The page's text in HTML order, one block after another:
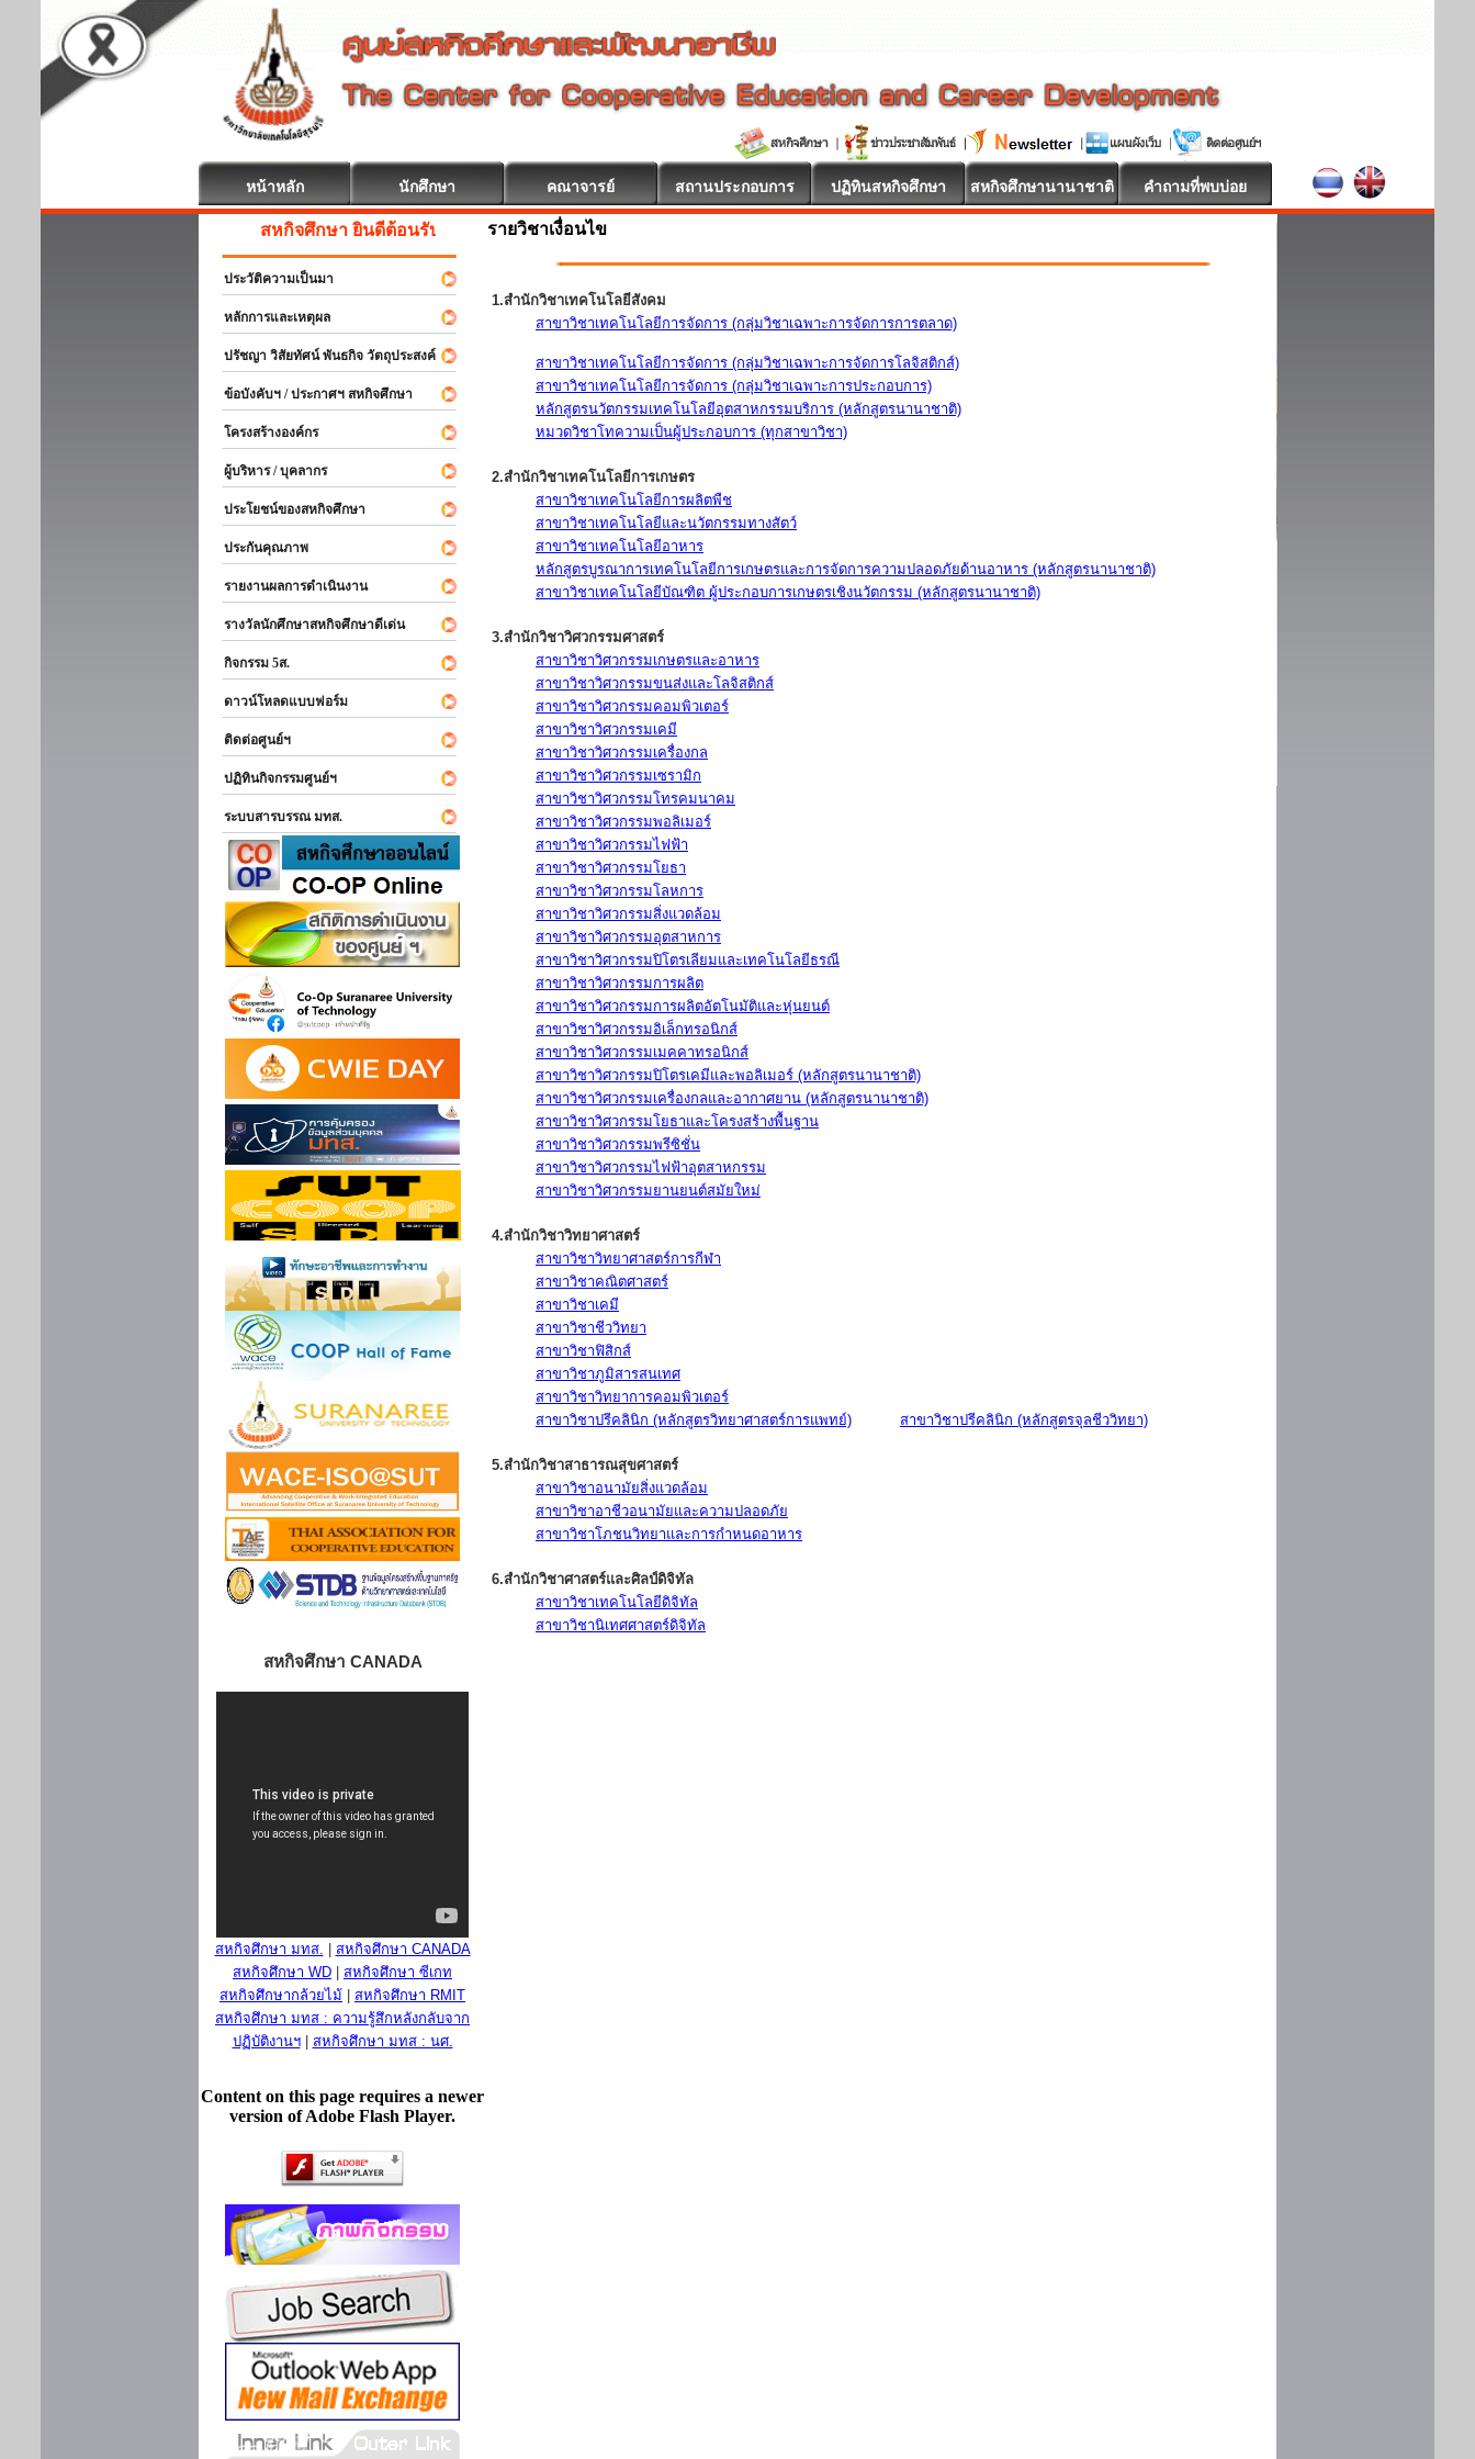
หน้าหลัก นักศึกษา คณาจารย์ สถานประกอบการ ปฏิทินสหกิจศึกษา สหกิจศึกษานานาชาติ คำถามที่พบบ่อย
สหกิจศึกษา ยินดีต้อนรับ
ประวัติความเป็นมา
หลักการและเหตุผล
ปรัชญา วิสัยทัศน์ พันธกิจ วัตถุประสงค์
ข้อบังคับฯ / ประกาศฯ สหกิจศึกษา
โครงสร้างองค์กร
ผู้บริหาร / บุคลากร
ประโยชน์ของสหกิจศึกษา
ประกันคุณภาพ
รายงานผลการดำเนินงาน
รางวัลนักศึกษาสหกิจศึกษาดีเด่น
กิจกรรม 5ส.
ดาวน์โหลดแบบฟอร์ม
ติดต่อศูนย์ฯ
ปฏิทินกิจกรรมศูนย์ฯ
ระบบสารบรรณ มทส.
สหกิจศึกษา CANADA
สหกิจศึกษา มทส.
สหกิจศึกษา CANADA
สหกิจศึกษา WD
สหกิจศึกษา ซีเกท
สหกิจศึกษากล้วยไม้
สหกิจศึกษา RMIT
สหกิจศึกษา มทส : ความรู้สึกหลังกลับจาก
ปฏิบัติงานฯ| สหกิจศึกษา มทส : นศ.
Content on this page requires a newer
version of Adobe Flash Player.
รายวิชาเงื่อนไข
1.สำนักวิชาเทคโนโลยีสังคม
สาขาวิชาเทคโนโลยีการจัดการ (กลุ่มวิชาเฉพาะการจัดการการตลาด)
สาขาวิชาเทคโนโลยีการจัดการ (กลุ่มวิชาเฉพาะการจัดการโลจิสติกส์)
สาขาวิชาเทคโนโลยีการจัดการ (กลุ่มวิชาเฉพาะการประกอบการ)
หลักสูตรนวัตกรรมเทคโนโลยีอุตสาหกรรมบริการ (หลักสูตรนานาชาติ)
หมวดวิชาโทความเป็นผู้ประกอบการ (ทุกสาขาวิชา)
2.สำนักวิชาเทคโนโลยีการเกษตร
สาขาวิชาเทคโนโลยีการผลิตพืช
สาขาวิชาเทคโนโลยีและนวัตกรรมทางสัตว์
สาขาวิชาเทคโนโลยีอาหาร
หลักสูตรบูรณาการเทคโนโลยีการเกษตรและการจัดการความปลอดภัยด้านอาหาร (หลักสูตรนานาชาติ)
สาขาวิชาเทคโนโลยีบัณฑิต ผู้ประกอบการเกษตรเชิงนวัตกรรม (หลักสูตรนานาชาติ)
3.สำนักวิชาวิศวกรรมศาสตร์
สาขาวิชาวิศวกรรมเกษตรและอาหาร
สาขาวิชาวิศวกรรมขนส่งและโลจิสติกส์
สาขาวิชาวิศวกรรมคอมพิวเตอร์
สาขาวิชาวิศวกรรมเคมี
สาขาวิชาวิศวกรรมเครื่องกล
สาขาวิชาวิศวกรรมเซรามิก
สาขาวิชาวิศวกรรมโทรคมนาคม
สาขาวิชาวิศวกรรมพอลิเมอร์
สาขาวิชาวิศวกรรมไฟฟ้า
สาขาวิชาวิศวกรรมโยธา
สาขาวิชาวิศวกรรมโลหการ
สาขาวิชาวิศวกรรมสิ่งแวดล้อม
สาขาวิชาวิศวกรรมอุตสาหการ
สาขาวิชาวิศวกรรมปิโตรเลียมและเทคโนโลยีธรณี
สาขาวิชาวิศวกรรมการผลิต
สาขาวิชาวิศวกรรมการผลิตอัตโนมัติและหุ่นยนต์
สาขาวิชาวิศวกรรมอิเล็กทรอนิกส์
สาขาวิชาวิศวกรรมเมคคาทรอนิกส์
สาขาวิชาวิศวกรรมปิโตรเคมีและพอลิเมอร์ (หลักสูตรนานาชาติ)
สาขาวิชาวิศวกรรมเครื่องกลและอากาศยาน (หลักสูตรนานาชาติ)
สาขาวิชาวิศวกรรมโยธาและโครงสร้างพื้นฐาน
สาขาวิชาวิศวกรรมพรีซิชั่น
สาขาวิชาวิศวกรรมไฟฟ้าอุตสาหกรรม
สาขาวิชาวิศวกรรมยานยนต์สมัยใหม่
4.สำนักวิชาวิทยาศาสตร์
สาขาวิชาวิทยาศาสตร์การกีฬา
สาขาวิชาคณิตศาสตร์
สาขาวิชาเคมี
สาขาวิชาชีววิทยา
สาขาวิชาฟิสิกส์
สาขาวิชาภูมิสารสนเทศ
สาขาวิชาวิทยาการคอมพิวเตอร์
สาขาวิชาปรีคลินิก (หลักสูตรวิทยาศาสตร์การแพทย์)
สาขาวิชาปรีคลินิก (หลักสูตรจุลชีววิทยา)
5.สำนักวิชาสาธารณสุขศาสตร์
สาขาวิชาอนามัยสิ่งแวดล้อม
สาขาวิชาอาชีวอนามัยและความปลอดภัย
สาขาวิชาโภชนวิทยาและการกำหนดอาหาร
6.สำนักวิชาศาสตร์และศิลป์ดิจิทัล
สาขาวิชาเทคโนโลยีดิจิทัล
สาขาวิชานิเทศศาสตร์ดิจิทัล